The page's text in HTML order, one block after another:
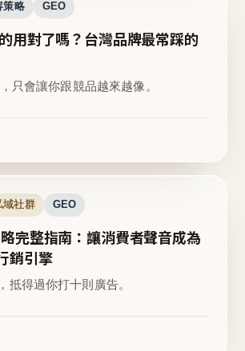
策略 GEO
用對了嗎？台灣品牌最常踩的
只會讓你跟競品越來越像。
域社群 GEO
完整指南：讓消費者聲音成為
銷引擎
抵得過你打十則廣告。